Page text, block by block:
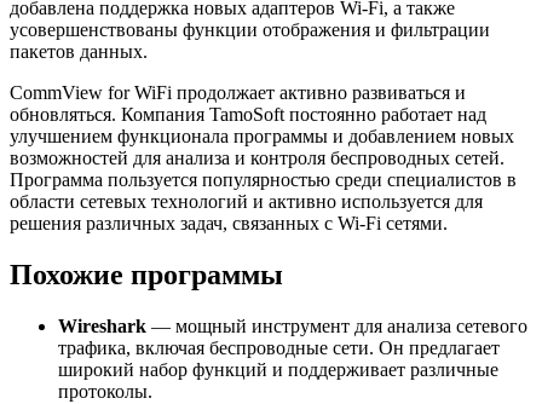
добавлена поддержка новых адаптеров Wi-Fi, а также
усовершенствованы функции отображения и фильтрации
пакетов данных.
CommView for WiFi продолжает активно развиваться и
обновляться. Компания TamoSoft постоянно работает над
улучшением функционала программы и добавлением новых
возможностей для анализа и контроля беспроводных сетей.
Программа пользуется популярностью среди специалистов в
области сетевых технологий и активно используется для
решения различных задач, связанных с Wi-Fi сетями.
Похожие программы
Wireshark — мощный инструмент для анализа сетевого
трафика, включая беспроводные сети. Он предлагает
широкий набор функций и поддерживает различные
протоколы.